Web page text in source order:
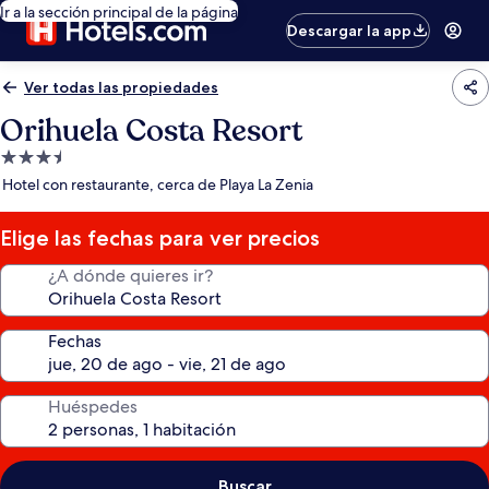
Ir a la sección principal de la página
Descargar la app
Ver todas las propiedades
Orihuela Costa Resort
Propiedad
de
estrellas
Hotel con restaurante, cerca de Playa La Zenia
Elige las fechas para ver precios
¿A dónde quieres ir?
Fechas
Huéspedes